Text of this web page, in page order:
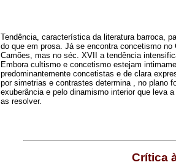
Tendência, característica da literatura barroca,
do que em prosa. Já se encontra concetismo
Camões, mas no séc. XVII a tendência
Embora cultismo e concetismo estejam
predominantemente concetistas e de clara
por simetrias e contrastes determina , no plano
exuberância e pelo dinamismo interior que leva
as resolver.
Crítica